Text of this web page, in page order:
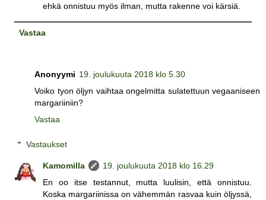
ehkä onnistuu myös ilman, mutta rakenne voi kärsiä.
Vastaa
Anonyymi 19. joulukuuta 2018 klo 5.30
Voiko tyon öljyn vaihtaa ongelmitta sulatettuun vegaaniseen
margariiniin?
Vastaa
Vastaukset
Kamomilla
19. joulukuuta 2018 klo 16.29
En oo itse testannut, mutta luulisin, että onnistuu.
Koska margariinissa on vähemmän rasvaa kuin öljyssä,